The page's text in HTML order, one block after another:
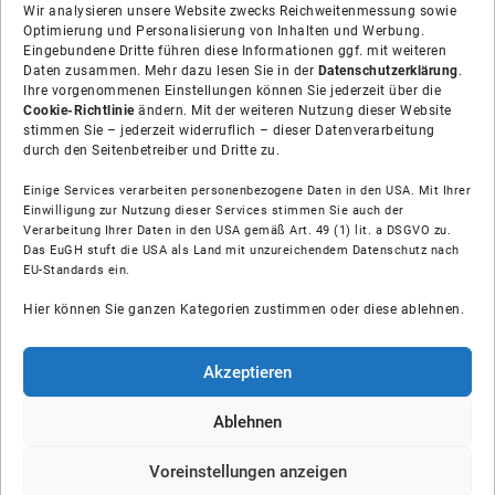
Wir analysieren unsere Website zwecks Reichweitenmessung sowie
Optimierung und Personalisierung von Inhalten und Werbung.
Eingebundene Dritte führen diese Informationen ggf. mit weiteren
Daten zusammen. Mehr dazu lesen Sie in der Datenschutzerklärung.
Ihre vorgenommenen Einstellungen können Sie jederzeit über die
Cookie-Richtlinieändern. Mit der weiteren Nutzung dieser Website
stimmen Sie – jederzeit widerruflich – dieser Datenverarbeitung
durch den Seitenbetreiber und Dritte zu.
Einige Services verarbeiten personenbezogene Daten in den USA. Mit Ihrer
Einwilligung zur Nutzung dieser Services stimmen Sie auch der
Verarbeitung Ihrer Daten in den USA gemäß Art. 49 (1) lit. a DSGVO zu.
Das EuGH stuft die USA als Land mit unzureichendem Datenschutz nach
EU-Standards ein.
Hier können Sie ganzen Kategorien zustimmen oder diese ablehnen.
Akzeptieren
Ablehnen
Voreinstellungen anzeigen
Über uns
Soziale Medien